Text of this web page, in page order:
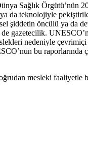
Sağlık
da teknolojiyle
şiddetin öncülü ya da
nedeniyle çevrimiçi
bu
mesleki faaliyetle